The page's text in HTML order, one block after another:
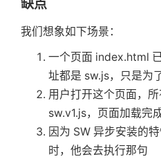
缺点
我们想象如下场景：
一个页面 index.html
址都是 sw.js，只是为
用户打开这个页面，
sw.v1.js，页面加载完成
因为 SW 异步安装的
时，他会去执行那句